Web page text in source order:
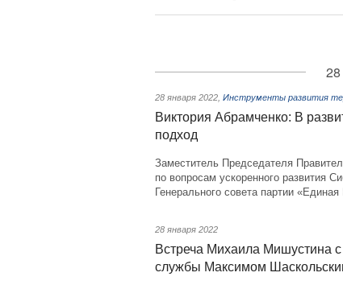
28 января 2022 Инструменты развития
Виктория Абрамченко: В
подход
Заместитель Председателя
по вопросам ускоренного развития
Генерального совета партии «Единая
28 января 2022
Встреча Михаила Мишустина
службы Максимом